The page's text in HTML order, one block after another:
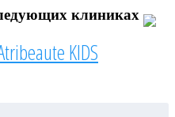
клиниках
KIDS